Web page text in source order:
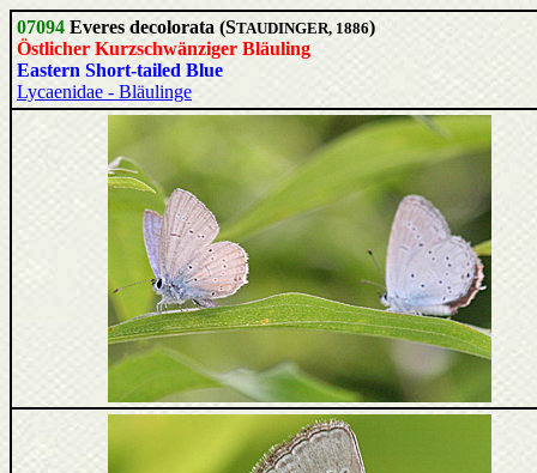
07094 Everes decolorata (STAUDINGER, 1886)
Östlicher Kurzschwänziger Bläuling
Eastern Short-tailed Blue
Lycaenidae - Bläulinge